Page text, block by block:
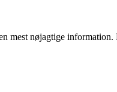
mest nøjagtige